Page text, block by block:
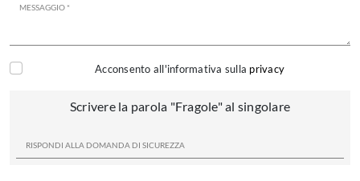
Acconsento all'informativa sulla privacy
Scrivere la parola "Fragole" al singolare